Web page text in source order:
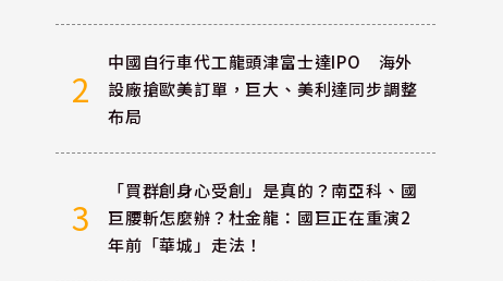
2
中國自行車代工龍頭津富士達IPO 海外
設廠搶歐美訂單，巨大、美利達同步調整
布局
3
「買群創身心受創」是真的？南亞科、國
巨腰斬怎麼辦？杜金龍：國巨正在重演2
年前「華城」走法！